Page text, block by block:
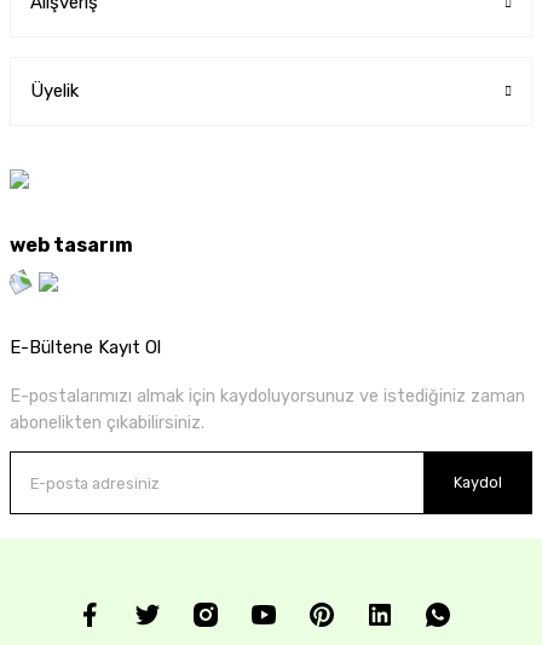
Üyelik
web tasarım
E-Bültene Kayıt Ol
E-postalarımızı almak için kaydoluyorsunuz ve istediğiniz zaman
abonelikten çıkabilirsiniz.
Kaydol